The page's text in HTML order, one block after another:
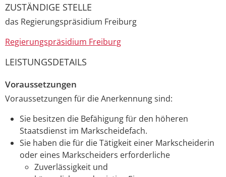
ZUSTÄNDIGE STELLE
das Regierungspräsidium Freiburg
Regierungspräsidium Freiburg
LEISTUNGSDETAILS
Voraussetzungen
Voraussetzungen für die Anerkennung sind:
Sie besitzen die Befähigung für den höheren
Staatsdienst im Markscheidefach.
Sie haben die für die Tätigkeit einer Markscheiderin
oder eines Markscheiders erforderliche
Zuverlässigkeit und